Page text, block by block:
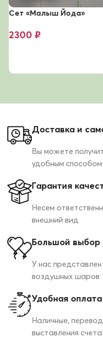
Сет «Малыш Йода»
2300 ₽
Доставка и
Вы можете
удобным способом
Гарантия
Несем
внешний вид
Большой выбор
У нас
воздушных шаров
Удобная оплата
Наличные,
выставления счета